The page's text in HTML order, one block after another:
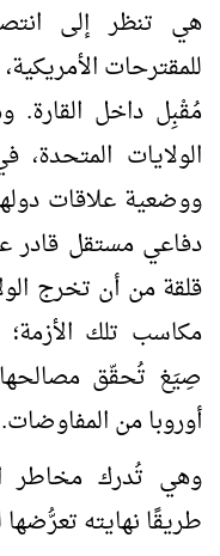
هي تنظر إلى
للمقترحات
مُقْبِل داخل
الولايات
ووضعية علاقات
دفاعي مستقل قادر
قلقة من أن تخرج
مكاسب تلك
صِيَغ تُحقّق
أوروبا من المفاوضات.
وهي تُدرك مخاطر
طريقًا نهايته